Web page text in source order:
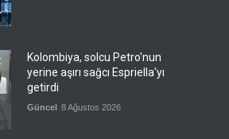
Kolombiya, solcu Petro'nun
yerine aşırı sağcı Espriella'yı
getirdi
Güncel 8 Ağustos 2026